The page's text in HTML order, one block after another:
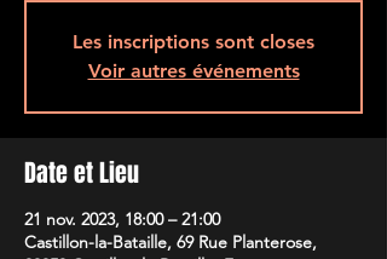
Les inscriptions sont closes
Voir autres événements
Date et Lieu
21 nov. 2023, 18:00 – 21:00
Castillon-la-Bataille, 69 Rue Planterose,